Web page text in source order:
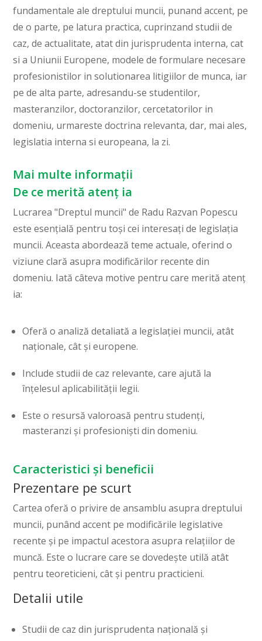
fundamentale ale dreptului muncii, punand accent, pe
de o parte, pe latura practica, cuprinzand studii de
caz, de actualitate, atat din jurisprudenta interna, cat
si a Uniunii Europene, modele de formulare necesare
profesionistilor in solutionarea litigiilor de munca, iar
pe de alta parte, adresandu-se studentilor,
masteranzilor, doctoranzilor, cercetatorilor in
domeniu, urmareste doctrina relevanta, dar, mai ales,
legislatia interna si europeana, la zi.
Mai multe informații
De ce merită atenț ia
Lucrarea "Dreptul muncii" de Radu Razvan Popescu
este esențială pentru toși cei interesați de legislația
muncii. Aceasta abordează teme actuale, oferind o
viziune clară asupra modificărilor recente din
domeniu. Iată câteva motive pentru care merită atenț
ia:
Oferă o analiză detaliată a legislației muncii, atât
naționale, cât și europene.
Include studii de caz relevante, care ajută la
înțelesul aplicabilității legii.
Este o resursă valoroasă pentru studenți,
masteranzi și profesioniști din domeniu.
Caracteristici și beneficii
Prezentare pe scurt
Cartea oferă o privire de ansamblu asupra dreptului
muncii, punând accent pe modificările legislative
recente și pe impactul acestora asupra relațiilor de
muncă. Este o lucrare care se dovedește utilă atât
pentru teoreticieni, cât și pentru practicieni.
Detalii utile
Studii de caz din jurisprudenta națională și